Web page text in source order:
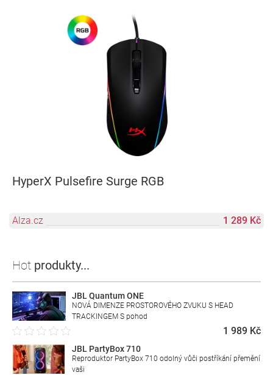
HyperX Pulsefire Surge RGB
Alza.cz 1 289 Kč
Hot produkty...
JBL Quantum ONE
NOVÁ DIMENZE PROSTOROVÉHO ZVUKU S HEAD
TRACKINGEM S pohod
1 989 Kč
JBL PartyBox 710
Reproduktor PartyBox 710 odolný vůči postříkání přemění
vaši